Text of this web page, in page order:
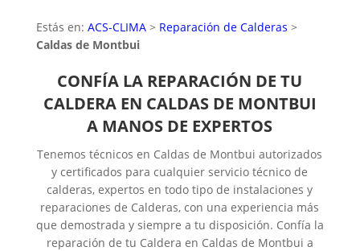
Estás en: ACS-CLIMA> Reparación de Calderas >
Caldas de Montbui
CONFÍA LA REPARACIÓN DE TU
CALDERA EN CALDAS DE MONTBUI
A MANOS DE EXPERTOS
Tenemos técnicos en Caldas de Montbui autorizados
y certificados para cualquier servicio técnico de
calderas, expertos en todo tipo de instalaciones y
reparaciones de Calderas, con una experiencia más
que demostrada y siempre a tu disposición. Confía la
reparación de tu Caldera en Caldas de Montbui a